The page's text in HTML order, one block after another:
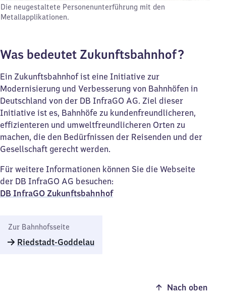
Die neugestaltete Personenunterführung mit den
Metallapplikationen.
Was bedeutet Zukunftsbahnhof?
Ein Zukunftsbahnhof ist eine Initiative zur
Modernisierung und Verbesserung von Bahnhöfen in
Deutschland von der DB InfraGO AG. Ziel dieser
Initiative ist es, Bahnhöfe zu kundenfreundlicheren,
effizienteren und umweltfreundlicheren Orten zu
machen, die den Bedürfnissen der Reisenden und der
Gesellschaft gerecht werden.
Für weitere Informationen können Sie die Webseite
der DB InfraGO AG besuchen:
DB InfraGO Zukunftsbahnhof​
Zur Bahnhofsseite
Riedstadt-Goddelau
Nach oben